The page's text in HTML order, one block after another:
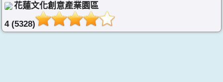
花蓮文化創意產業園區
4 (5328)